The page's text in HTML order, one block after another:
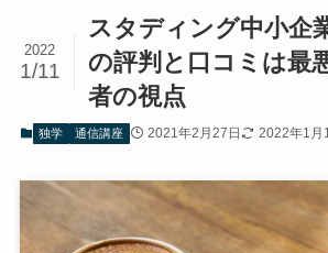
スタディング中小企
の評判と口コミは最
者の視点
2022
1/11
独学 通信講座 2021年2月27日 2022年1月